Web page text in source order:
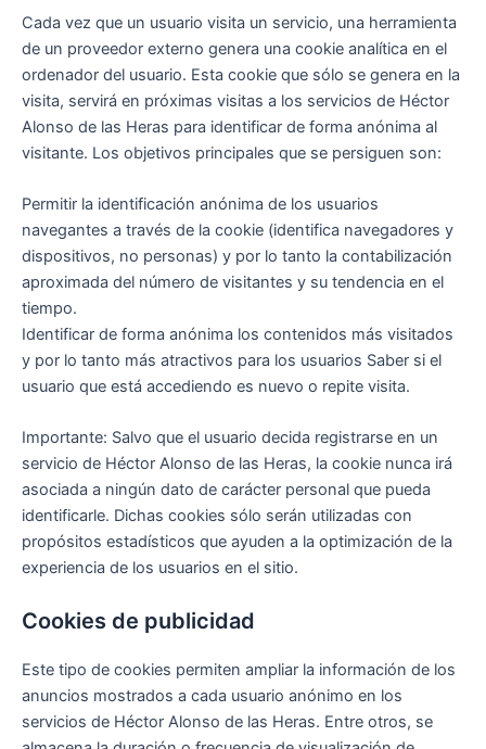
Cada vez que un usuario visita un servicio, una herramienta
de un proveedor externo genera una cookie analítica en el
ordenador del usuario. Esta cookie que sólo se genera en la
visita, servirá en próximas visitas a los servicios de Héctor
Alonso de las Heras para identificar de forma anónima al
visitante. Los objetivos principales que se persiguen son:
Permitir la identificación anónima de los usuarios
navegantes a través de la cookie (identifica navegadores y
dispositivos, no personas) y por lo tanto la contabilización
aproximada del número de visitantes y su tendencia en el
tiempo.
Identificar de forma anónima los contenidos más visitados
y por lo tanto más atractivos para los usuarios Saber si el
usuario que está accediendo es nuevo o repite visita.
Importante: Salvo que el usuario decida registrarse en un
servicio de Héctor Alonso de las Heras, la cookie nunca irá
asociada a ningún dato de carácter personal que pueda
identificarle. Dichas cookies sólo serán utilizadas con
propósitos estadísticos que ayuden a la optimización de la
experiencia de los usuarios en el sitio.
Cookies de publicidad
Este tipo de cookies permiten ampliar la información de los
anuncios mostrados a cada usuario anónimo en los
servicios de Héctor Alonso de las Heras. Entre otros, se